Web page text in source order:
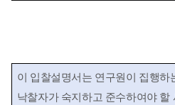
이 입찰설명서는 연구원이 집행하
낙찰자가 숙지하고 준수하여야 할